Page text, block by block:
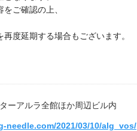
ご確認の上、
再度延期する場合もございます。
ーアルラ全館ほか周辺ビル内
needle.com/2021/03/10/alg_vos/